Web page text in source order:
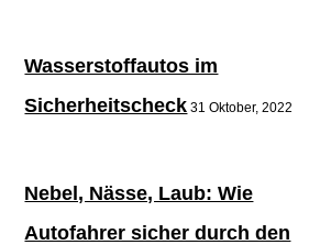
Wasserstoffautos im
Sicherheitscheck 31 Oktober, 2022
Nebel, Nässe, Laub: Wie
Autofahrer sicher durch den